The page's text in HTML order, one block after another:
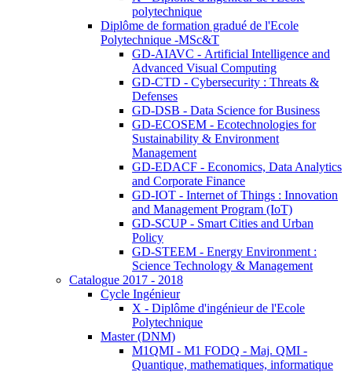
polytechnique
Diplôme de formation gradué de l'Ecole
Polytechnique -MSc&T
GD-AIAVC - Artificial Intelligence and
Advanced Visual Computing
GD-CTD - Cybersecurity : Threats &
Defenses
GD-DSB - Data Science for Business
GD-ECOSEM - Ecotechnologies for
Sustainability & Environment
Management
GD-EDACF - Economics, Data Analytics
and Corporate Finance
GD-IOT - Internet of Things : Innovation
and Management Program (IoT)
GD-SCUP - Smart Cities and Urban
Policy
GD-STEEM - Energy Environment :
Science Technology & Management
Catalogue 2017 - 2018
Cycle Ingénieur
X - Diplôme d'ingénieur de l'Ecole
Polytechnique
Master (DNM)
M1QMI - M1 FODQ - Maj. QMI -
Quantique, mathematiques, informatique